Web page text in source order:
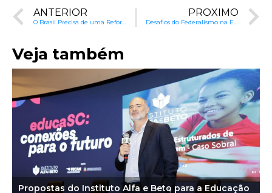
ANTERIOR
O Brasil Precisa de uma Reforma na Educação?
PRÓXIMO
Desafios do Federalismo na Educação Municipal Brasileira
Veja também
Propostas do Instituto Alfa e Beto para a Educação